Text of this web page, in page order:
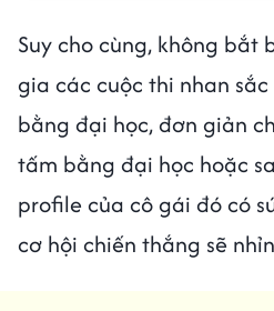
Suy cho cùng, không bắt
gia các cuộc thi nhan
bằng đại học, đơn giản
tấm bằng đại học hoặc
profile của cô gái đó có
cơ hội chiến thắng sẽ